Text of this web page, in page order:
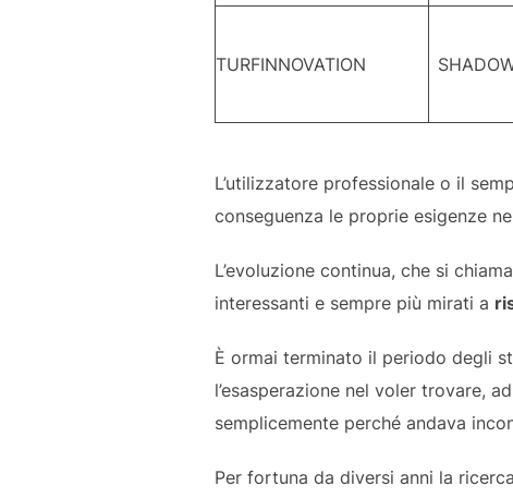
TURFINNOVATION
L’utilizzatore professionale o il
conseguenza le proprie esigenze
L’evoluzione continua, che si
interessanti e sempre più mirati a
È ormai terminato il periodo degli
l’esasperazione nel voler trovare,
semplicemente perché andava
Per fortuna da diversi anni la